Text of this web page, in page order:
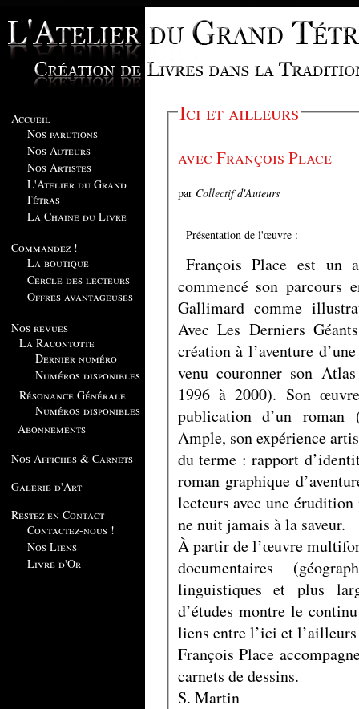
Accueil
Nos parutions
Nos Auteurs
Nos Artistes
L'Atelier du Grand
Tétras
La Chaine du Livre
Commandez !
La boutique
Cercle des lecteurs
Offres avantageuses
Nos revues
La Racontotte
Dernier numéro
Numéros disponibles
Résonance Générale
Numéros disponibles
Abonnements
Nos Affiches & Carnets
Galerie d'Art
Restez en Contact
Contactez-nous !
Nos Liens
Livre d'Or
Ici et ailleurs
avec François Place
par Collectif d'Auteurs
Présentation de l'œuvre :
François Place est un
commencé son parcours
Gallimard comme
Avec Les Derniers
création à l’aventure
venu couronner son
1996 à 2000). Son
publication d’un roman
Ample, son expérience
du terme : rapport
roman graphique
lecteurs avec une
ne nuit jamais à la saveur.
À partir de l’œuvre
documentaires
linguistiques et plus
d’études montre le
liens entre l’ici et l’ailleurs
François Place
carnets de dessins.
S. Martin